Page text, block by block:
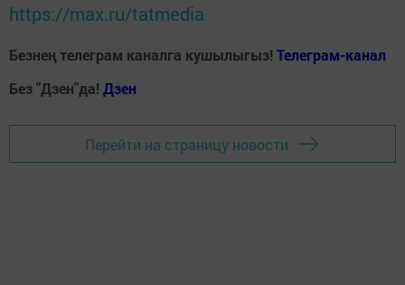
https://max.ru/tatmedia
Безнең телеграм каналга кушылыгыз! Телеграм-канал
Без "Дзен"да! Дзен
Перейти на страницу новости